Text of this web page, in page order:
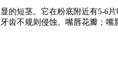
的短茎。它在粉底附近有5-6
齿不规则侵蚀。嘴唇花瓣；